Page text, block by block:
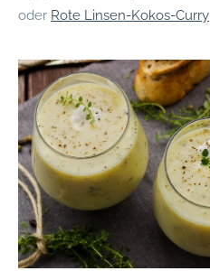
oder Rote Linsen-Kokos-Curry